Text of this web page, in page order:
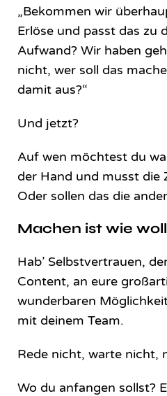
„Bekommen wir
Erlöse und passt das zu
Aufwand? Wir haben
nicht, wer soll das
damit aus?“
Und jetzt?
Auf wen möchtest du
der Hand und musst die
Oder sollen das die
Machen ist wie
Hab’ Selbstvertrauen,
Content, an eure
wunderbaren
mit deinem Team.
Rede nicht, warte nicht,
Wo du anfangen sollst?